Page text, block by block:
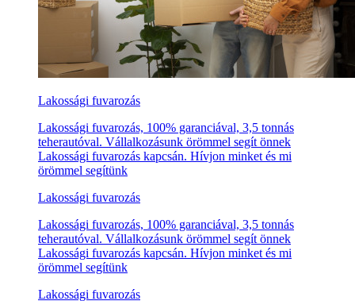
Lakossági fuvarozás
Lakossági fuvarozás, 100% garanciával, 3,5 tonnás
teherautóval. Vállalkozásunk örömmel segít önnek
Lakossági fuvarozás kapcsán. Hívjon minket és mi
örömmel segítünk
Lakossági fuvarozás
Lakossági fuvarozás, 100% garanciával, 3,5 tonnás
teherautóval. Vállalkozásunk örömmel segít önnek
Lakossági fuvarozás kapcsán. Hívjon minket és mi
örömmel segítünk
Lakossági fuvarozás